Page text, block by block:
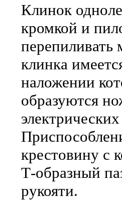
Клинок
кромкой и
перепиливать
клинка
наложении
образуются
крестовину с
Т-образный
рукояти.